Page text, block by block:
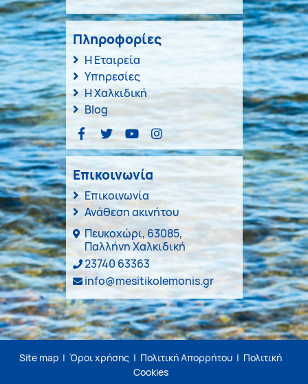
Πληροφορίες
Η Εταιρεία
Υπηρεσίες
Η Χαλκιδική
Blog
Επικοινωνία
Επικοινωνία
Ανάθεση ακινήτου
Πευκοχώρι, 63085,
Παλλήνη Χαλκιδική
23740 63363
info@mesitikolemonis.gr
Site map | Όροι χρήσης | Πολιτική Απορρήτου | Πολιτική
Cookies